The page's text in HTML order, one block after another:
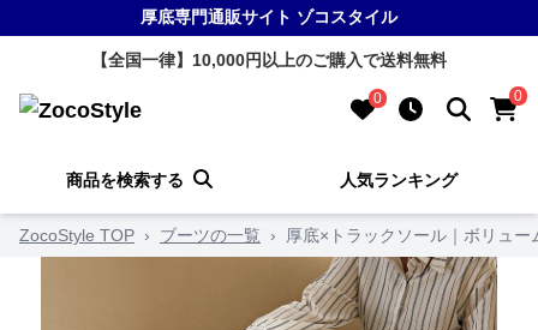
厚底専門通販サイト ゾコスタイル
【全国一律】10,000円以上のご購入で送料無料
0 0
商品を検索する 人気ランキング
ZocoStyle TOP › ブーツの一覧 › 厚底×トラックソール｜ボリュ